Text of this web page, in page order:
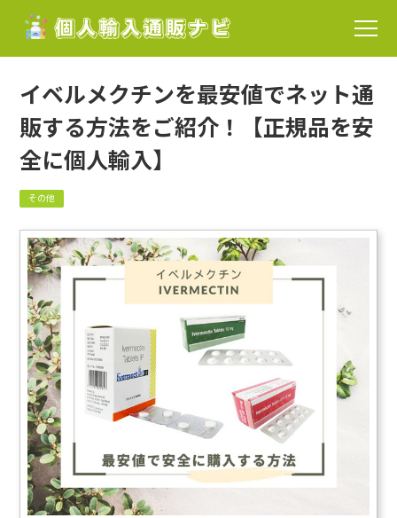
イベルメクチンを最安値でネット通
販する方法をご紹介！【正規品を安
全に個人輸入】
その他